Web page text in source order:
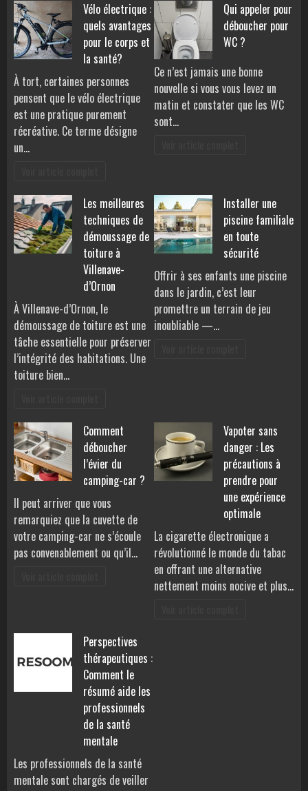
Vélo électrique :
quels avantages
pour le corps et
la santé?
À tort, certaines personnes
pensent que le vélo électrique
est une pratique purement
récréative. Ce terme désigne
un…
Qui appeler pour
déboucher pour
WC ?
Ce n’est jamais une bonne
nouvelle si vous vous levez un
matin et constater que les WC
sont…
Les meilleures
techniques de
démoussage de
toiture à
Villenave-
d’Ornon
À Villenave-d’Ornon, le
démoussage de toiture est une
tâche essentielle pour préserver
l’intégrité des habitations. Une
toiture bien…
Installer une
piscine familiale
en toute
sécurité
Offrir à ses enfants une piscine
dans le jardin, c’est leur
promettre un terrain de jeu
inoubliable —…
Comment
déboucher
l’évier du
camping-car ?
Il peut arriver que vous
remarquiez que la cuvette de
votre camping-car ne s’écoule
pas convenablement ou qu’il…
Vapoter sans
danger : Les
précautions à
prendre pour
une expérience
optimale
La cigarette électronique a
révolutionné le monde du tabac
en offrant une alternative
nettement moins nocive et plus…
Perspectives
thérapeutiques :
Comment le
résumé aide les
professionnels
de la santé
mentale
Les professionnels de la santé
mentale sont chargés de veiller